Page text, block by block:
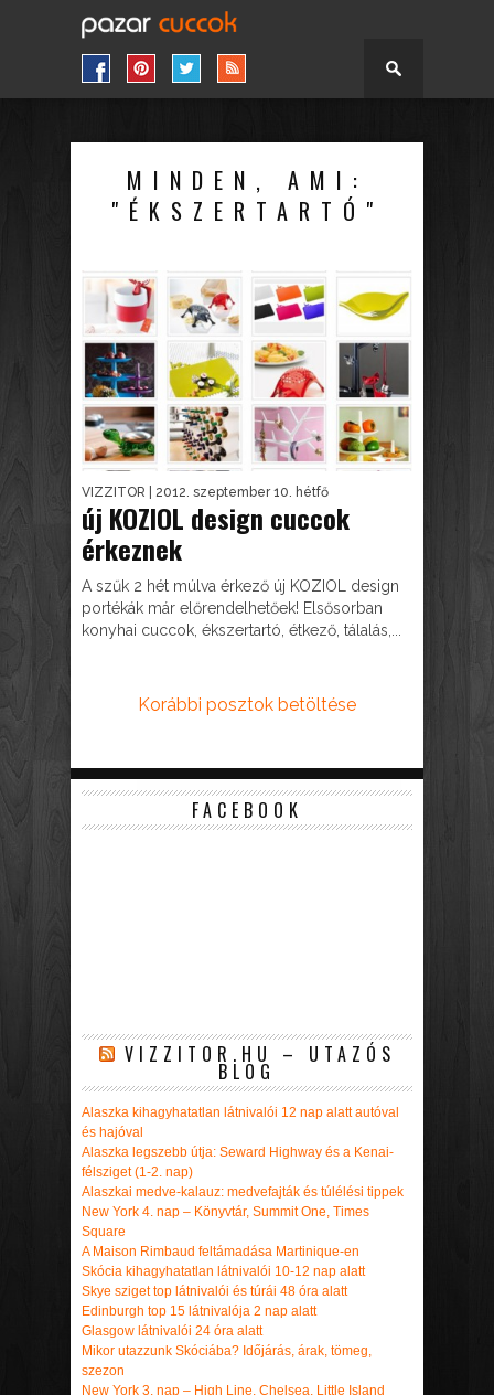
MINDEN, AMI:
"ÉKSZERTARTÓ"
VIZZITOR | 2012. szeptember 10. hétfő
új KOZIOL design cuccok
érkeznek
A szűk 2 hét múlva érkező új KOZIOL design
portékák már előrendelhetőek! Elsősorban
konyhai cuccok, ékszertartó, étkező, tálalás,...
Korábbi posztok betöltése
FACEBOOK
VIZZITOR.HU – UTAZÓS
BLOG
Alaszka kihagyhatatlan látnivalói 12 nap alatt autóval
és hajóval
Alaszka legszebb útja: Seward Highway és a Kenai-
félsziget (1-2. nap)
Alaszkai medve-kalauz: medvefajták és túlélési tippek
New York 4. nap – Könyvtár, Summit One, Times
Square
A Maison Rimbaud feltámadása Martinique-en
Skócia kihagyhatatlan látnivalói 10-12 nap alatt
Skye sziget top látnivalói és túrái 48 óra alatt
Edinburgh top 15 látnivalója 2 nap alatt
Glasgow látnivalói 24 óra alatt
Mikor utazzunk Skóciába? Időjárás, árak, tömeg,
szezon
New York 3. nap – High Line, Chelsea, Little Island